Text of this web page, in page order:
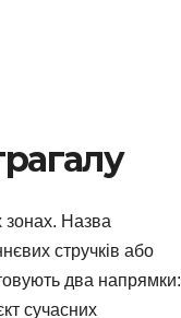
зонах. Назва
стручків або
два напрямки:
сучасних